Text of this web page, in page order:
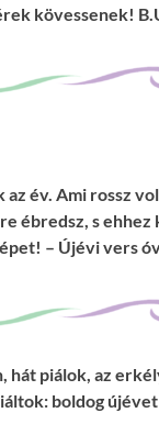
kövessenek!
az év. Ami rossz
ébredsz, s
– Újévi vers
hát piálok, az
boldog